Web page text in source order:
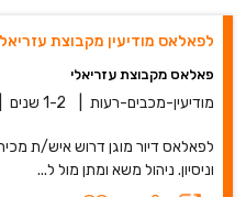
לפאלאס מודיעין מקבוצת
פאלאס מקבוצת עזריאלי
מודיעין-מכבים-רעות 1-2 שנים
לפאלאס דיור מוגן דרוש איש/ת
וניסיון. ניהול משא ומתן מול ל...